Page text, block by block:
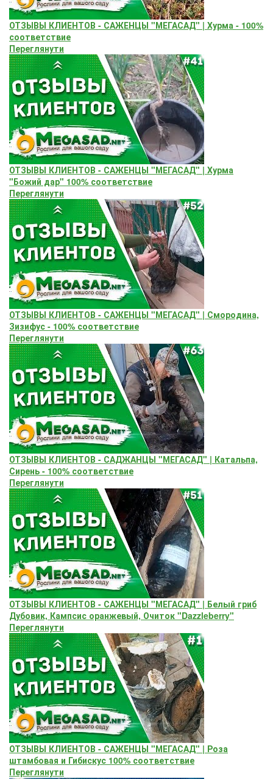
ОТЗЫВЫ КЛИЕНТОВ - САЖЕНЦЫ "МЕГАСАД" | Хурма - 100%
соответствие
Переглянути
ОТЗЫВЫ КЛИЕНТОВ - САЖЕНЦЫ "МЕГАСАД" | Хурма
"Божий дар" ​100% соответствие
Переглянути
ОТЗЫВЫ КЛИЕНТОВ - САЖЕНЦЫ "МЕГАСАД" | Смородина,
Зизифус - 100% соответствие
Переглянути
ОТЗЫВЫ КЛИЕНТОВ - САДЖАНЦЫ "МЕГАСАД" | Катальпа,
Сирень - 100% соответствие
Переглянути
ОТЗЫВЫ КЛИЕНТОВ - САЖЕНЦЫ "МЕГАСАД" | Белый гриб
Дубовик, Кампсис оранжевый, Очиток "Dazzleberry"
Переглянути
ОТЗЫВЫ КЛИЕНТОВ - САЖЕНЦЫ "МЕГАСАД" | Роза
штамбовая и Гибискус 100% соответствие
Переглянути